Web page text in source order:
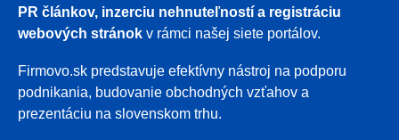
PR článkov, inzerciu nehnuteľností a registráciu
webových stránok v rámci našej siete portálov.
Firmovo.sk predstavuje efektívny nástroj na podporu
podnikania, budovanie obchodných vzťahov a
prezentáciu na slovenskom trhu.